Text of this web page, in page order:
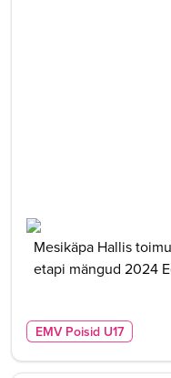
Mesikäpa Hallis
etapi mängud 2024
EMV Poisid U17